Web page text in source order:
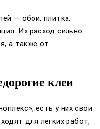
— обои, плитка,
Их расход сильно
а также от
клеи
есть у них свои
для легких работ,